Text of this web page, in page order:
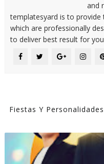
and
templatesyard is to
which are professionally
to deliver best result for
Fiestas Y